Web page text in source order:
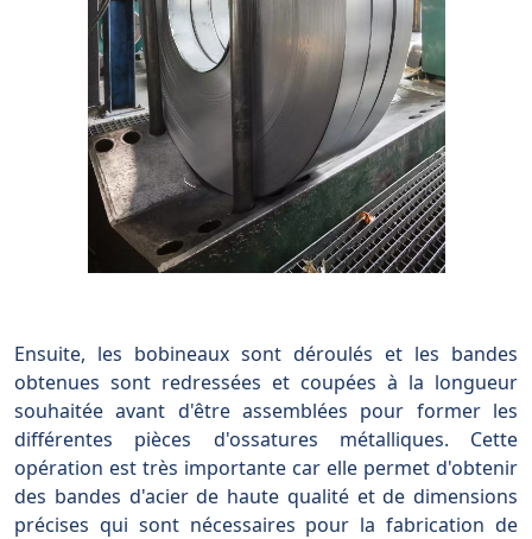
Ensuite, les bobineaux sont déroulés et les bandes
obtenues sont redressées et coupées à la longueur
souhaitée avant d'être assemblées pour former les
différentes pièces d'ossatures métalliques. Cette
opération est très importante car elle permet d'obtenir
des bandes d'acier de haute qualité et de dimensions
précises qui sont nécessaires pour la fabrication de